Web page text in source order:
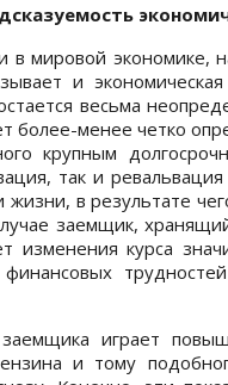
в мировой экономике,
и
весьма
более-менее четко
крупным
так и
жизни, в результате
заемщик,
изменения курса
финансовых
играет
и тому